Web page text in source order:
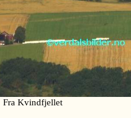
Fra Kvindfjellet